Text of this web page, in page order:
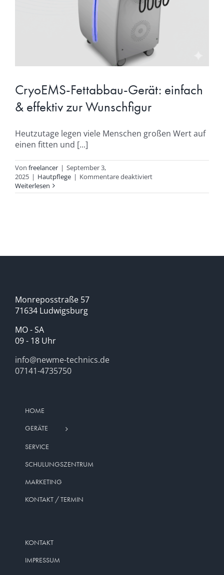
CryoEMS-Fettabbau-Gerät: einfach
& effektiv zur Wunschfigur
Heutzutage legen viele Menschen großen Wert auf
einen fitten und [...]
Von freelancer | September 3,
2025 | Hautpflege | Kommentare deaktiviertfür
Fettabbau-
Weiterlesen
Monreposstraße 57
71634 Ludwigsburg
MO - SA
09 - 18 Uhr
info@newme-technics.de
07141-4735750
HOME
GERÄTE
SERVICE
SCHULUNGSZENTRUM
MARKETING
KONTAKT / TERMIN
KONTAKT
IMPRESSUM